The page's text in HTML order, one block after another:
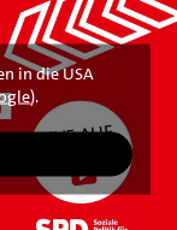
in die USA
).